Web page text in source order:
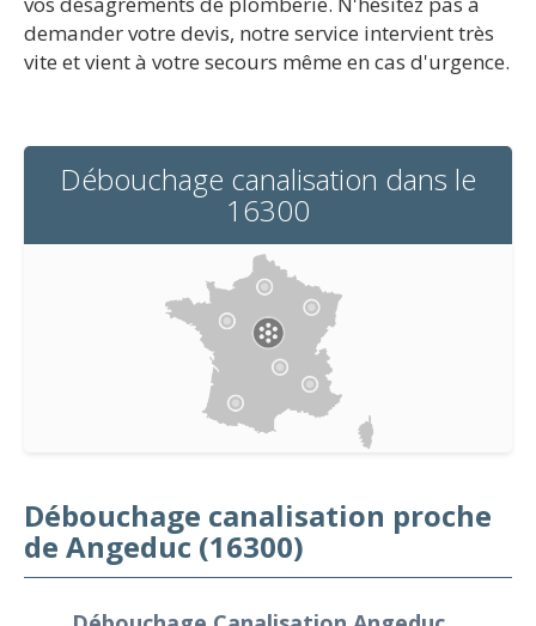
demander votre devis, notre service intervient très
vite et vient à votre secours même en cas d'urgence.
Débouchage canalisation dans le
16300
Débouchage canalisation proche
de Angeduc (16300)